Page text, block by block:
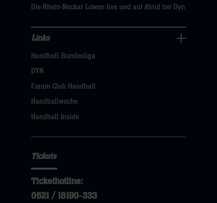
Die Rhein-Neckar Löwen live und auf Abruf bei Dyn
Navigation
öffnen,
dann
klicken
Links
Handball-Bundesliga
DYN
Forum Club Handball
Handballwoche
Handball Inside
Tickets
Tickethotline:
0621 / 18190-333